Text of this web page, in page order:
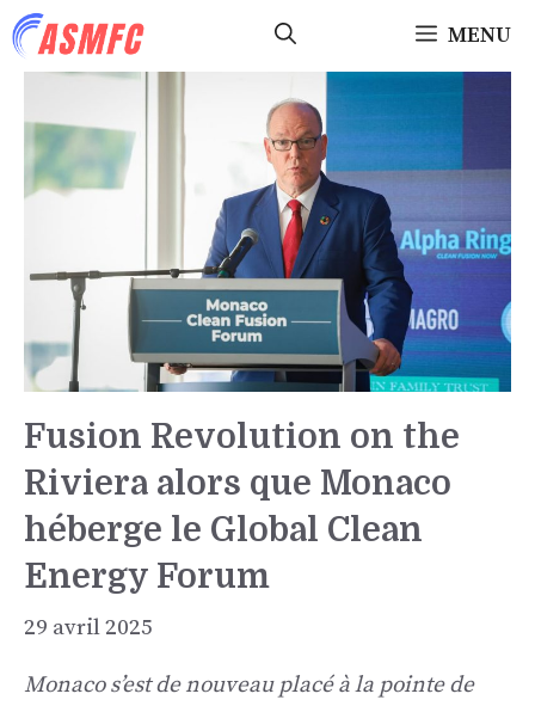
Aller
au
MENU
Fusion Revolution on the
Riviera alors que Monaco
héberge le Global Clean
Energy Forum
29 avril 2025
Monaco s’est de nouveau placé à la pointe de